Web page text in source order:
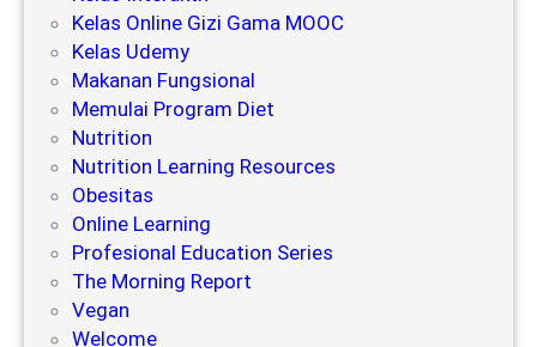
Kelas Online Gizi Gama MOOC
Kelas Udemy
Makanan Fungsional
Memulai Program Diet
Nutrition
Nutrition Learning Resources
Obesitas
Online Learning
Profesional Education Series
The Morning Report
Vegan
Welcome